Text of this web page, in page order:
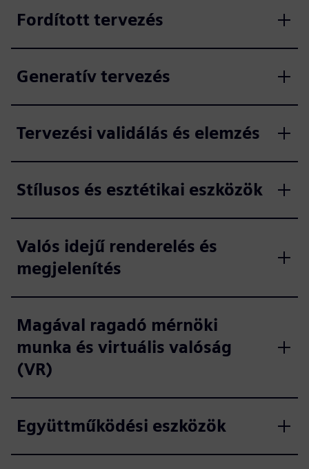
Fordított tervezés
Generatív tervezés
Tervezési validálás és elemzés
Stílusos és esztétikai eszközök
Valós idejű renderelés és
megjelenítés
Magával ragadó mérnöki
munka és virtuális valóság
(VR)
Együttműködési eszközök